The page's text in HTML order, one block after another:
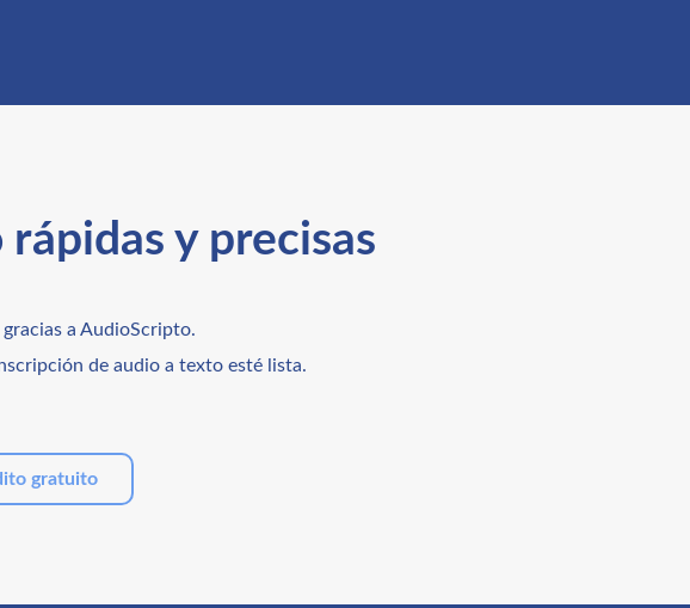
y precisas
a AudioScripto.
de audio a texto esté lista.
gratuito